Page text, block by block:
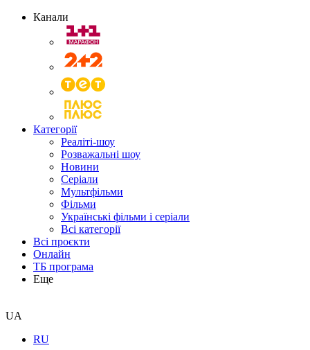
Канали
Категорії
Реаліті-шоу
Розважальні шоу
Новини
Серіали
Мультфільми
Фільми
Українські фільми і серіали
Всі категорії
Всі проєкти
Онлайн
ТБ програма
Еще
UA
RU